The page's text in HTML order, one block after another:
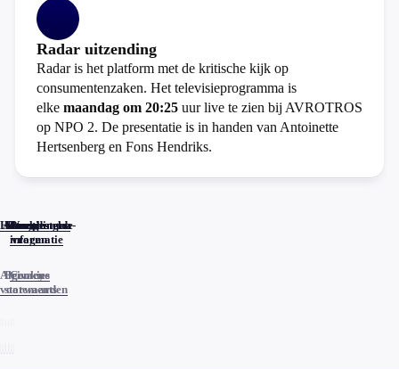
Radar uitzending
Radar is het platform met de kritische kijk op
consumentenzaken. Het televisieprogramma is
elke maandag om 20:25 uur live te zien bij AVROTROS
op NPO 2. De presentatie is in handen van Antoinette
Hertsenberg en Fons Hendriks.
Home
Actueel
Uitzendingen
Reacties
Programma-
informatie
Veelgestelde
vragen
Algemene
voorwaarden
Privacy
statements
Cookies